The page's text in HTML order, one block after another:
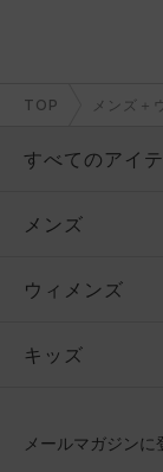
TOP メンズ＋
すべてのアイ
メンズ
ウィメンズ
キッズ
メンズ
トップス
ボトムス
ウィメンズ
トップス
キッズ
メールマガジンに